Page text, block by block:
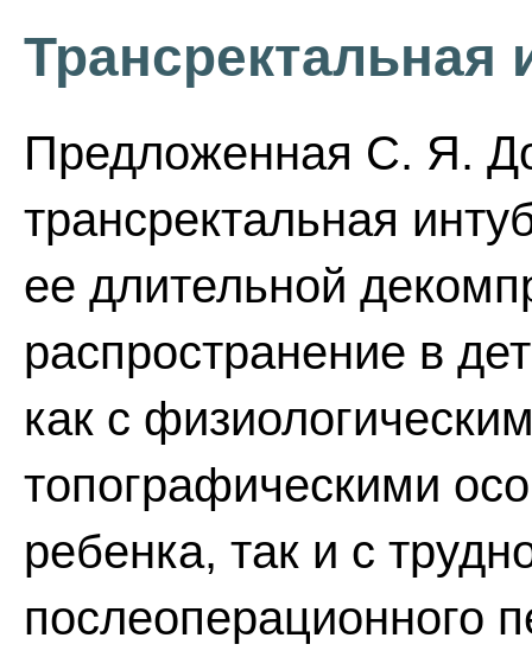
Трансректальная
Предложенная С. Я.
трансректальная
ее длительной
распространение в
как с
топографическими
ребенка, так и с
послеоперационного